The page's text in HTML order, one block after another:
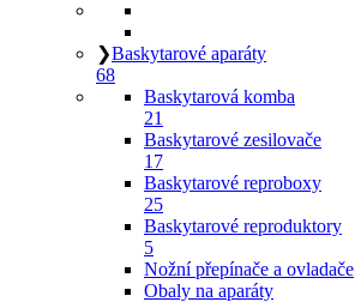
❯Baskytarové aparáty
68
Baskytarová komba
21
Baskytarové zesilovače
17
Baskytarové reproboxy
25
Baskytarové reproduktory
5
Nožní přepínače a ovladače
Obaly na aparáty